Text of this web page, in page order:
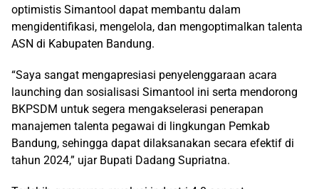
optimistis Simantool dapat membantu dalam
mengidentifikasi, mengelola, dan mengoptimalkan talenta
ASN di Kabupaten Bandung.
“Saya sangat mengapresiasi penyelenggaraan acara
launching dan sosialisasi Simantool ini serta mendorong
BKPSDM untuk segera mengakselerasi penerapan
manajemen talenta pegawai di lingkungan Pemkab
Bandung, sehingga dapat dilaksanakan secara efektif di
tahun 2024,” ujar Bupati Dadang Supriatna.